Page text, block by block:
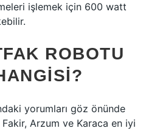
işlemek için 600 watt
ROBOTU
yorumları göz önünde
Arzum ve Karaca en iyi